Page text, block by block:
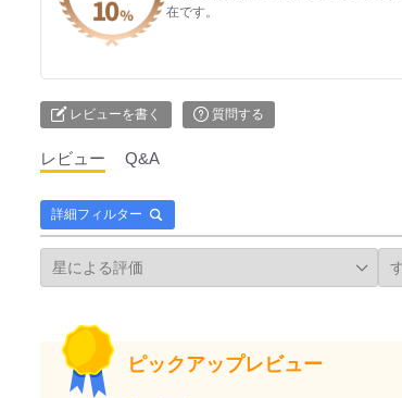
在です。
レビューを書く 質問する
レビュー Q&A
詳細フィルター
ピックアップレビュー